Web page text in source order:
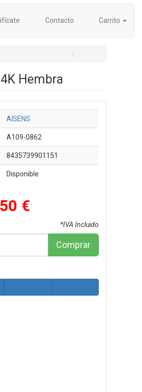
Contacto Carrito
Hembra
AISENS
A109-0862
8435739901151
Disponible
€
*IVA Incluido
Comprar